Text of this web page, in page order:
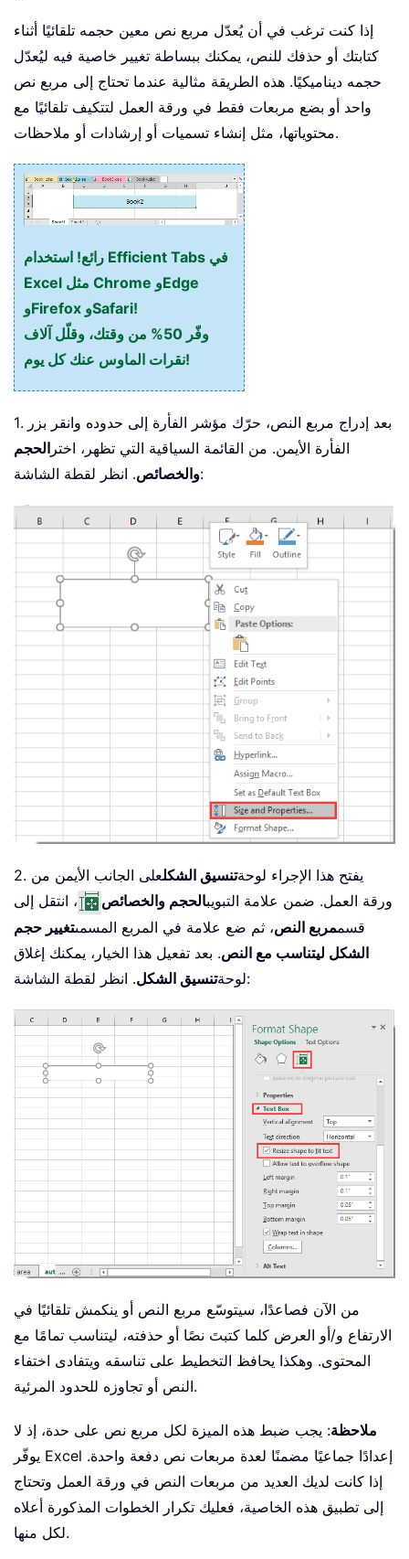
إذا كنت ترغب في أن يُعدّل مربع نص معين حجمه تلقائيًا أثناء
كتابتك أو حذفك للنص، يمكنك ببساطة تغيير خاصية فيه ليُعدّل
حجمه ديناميكيًا. هذه الطريقة مثالية عندما تحتاج إلى مربع نص
واحد أو بضع مربعات فقط في ورقة العمل لتتكيف تلقائيًا مع
محتوياتها، مثل إنشاء تسميات أو إرشادات أو ملاحظات.
رائع! استخدام Efficient Tabs في
Excel مثل Chrome وEdge
وFirefox وSafari!
وفّر 50% من وقتك، وقلّل آلاف
نقرات الماوس عنك كل يوم!
1. بعد إدراج مربع النص، حرّك مؤشر الفأرة إلى حدوده وانقر بزر
الفأرة الأيمن. من القائمة السياقية التي تظهر، اختر الحجم
والخصائص. انظر لقطة الشاشة:
2. يفتح هذا الإجراء لوحةتنسيق الشكلعلى الجانب الأيمن من
ورقة العمل. ضمن علامة التبويبالحجم والخصائص
، انتقل إلى
قسممربع النص، ثم ضع علامة في المربع المسمىتغيير حجم
الشكل ليتناسب مع النص. بعد تفعيل هذا الخيار، يمكنك إغلاق
لوحةتنسيق الشكل . انظر لقطة الشاشة:
من الآن فصاعدًا، سيتوسّع مربع النص أو ينكمش تلقائيًا في
الارتفاع و/أو العرض كلما كتبتَ نصًا أو حذفته، ليتناسب تمامًا مع
المحتوى. وهكذا يحافظ التخطيط على تناسقه ويتفادى اختفاء
النص أو تجاوزه للحدود المرئية.
ملاحظة: يجب ضبط هذه الميزة لكل مربع نص على حدة، إذ لا
يوفّر Excel إعدادًا جماعيًا مضمنًا لعدة مربعات نص دفعة واحدة.
إذا كانت لديك العديد من مربعات النص في ورقة العمل وتحتاج
إلى تطبيق هذه الخاصية، فعليك تكرار الخطوات المذكورة أعلاه
لكل منها.